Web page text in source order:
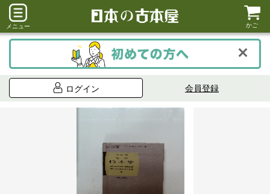
メニュー かご
ログイン 会員登録